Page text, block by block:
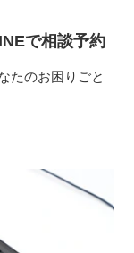
で相談予約
たのお困りごと